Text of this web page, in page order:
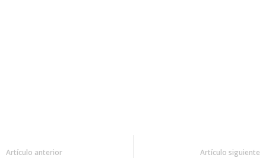
Artículo anterior Artículo siguiente